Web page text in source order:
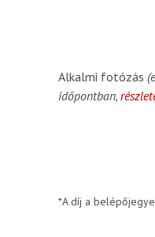
Alkalmi fotózás
időpontban,
*A díj a